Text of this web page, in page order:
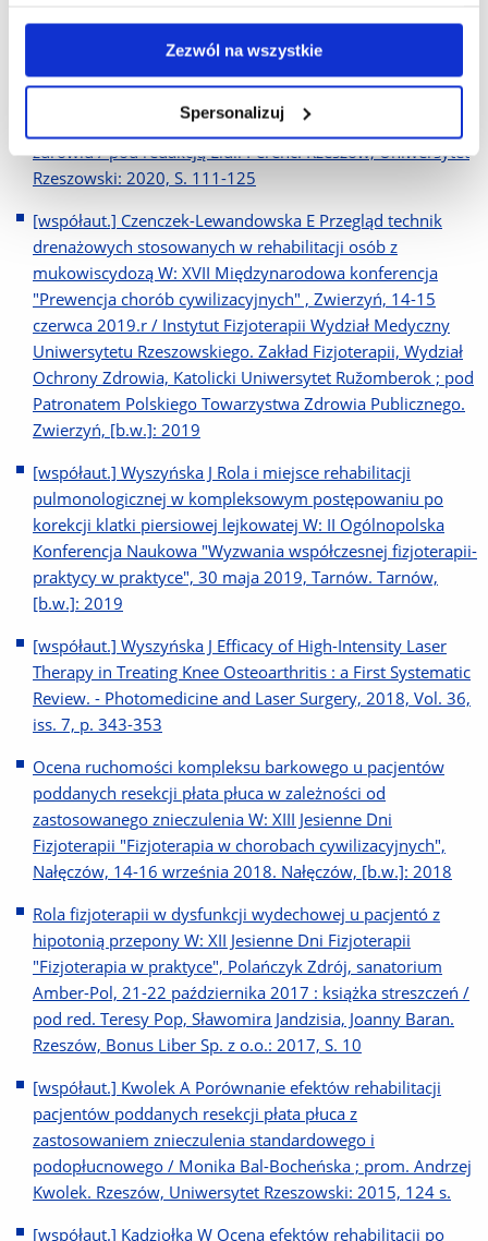
Zezwól na wszystkie
Spersonalizuj
2020, S. 272-291
[współaut.] Wyszyńska J Postoperacyjna fizjoterapia
przepony W: Współczesne kierunki badań w naukach o
zdrowiu / pod redakcją Lidii Perenc. Rzeszów, Uniwersytet
Rzeszowski: 2020, S. 111-125
[współaut.] Czenczek-Lewandowska E Przegląd technik
drenażowych stosowanych w rehabilitacji osób z
mukowiscydozą W: XVII Międzynarodowa konferencja
"Prewencja chorób cywilizacyjnych" , Zwierzyń, 14-15
czerwca 2019.r / Instytut Fizjoterapii Wydział Medyczny
Uniwersytetu Rzeszowskiego. Zakład Fizjoterapii, Wydział
Ochrony Zdrowia, Katolicki Uniwersytet Ružomberok ; pod
Patronatem Polskiego Towarzystwa Zdrowia Publicznego.
Zwierzyń, [b.w.]: 2019
[współaut.] Wyszyńska J Rola i miejsce rehabilitacji
pulmonologicznej w kompleksowym postępowaniu po
korekcji klatki piersiowej lejkowatej W: II Ogólnopolska
Konferencja Naukowa "Wyzwania współczesnej fizjoterapii-
praktycy w praktyce", 30 maja 2019, Tarnów. Tarnów,
[b.w.]: 2019
[współaut.] Wyszyńska J Efficacy of High-Intensity Laser
Therapy in Treating Knee Osteoarthritis : a First Systematic
Review. - Photomedicine and Laser Surgery, 2018, Vol. 36,
iss. 7, p. 343-353
Ocena ruchomości kompleksu barkowego u pacjentów
poddanych resekcji płata płuca w zależności od
zastosowanego znieczulenia W: XIII Jesienne Dni
Fizjoterapii "Fizjoterapia w chorobach cywilizacyjnych",
Nałęczów, 14-16 września 2018. Nałęczów, [b.w.]: 2018
Rola fizjoterapii w dysfunkcji wydechowej u pacjentó z
hipotonią przepony W: XII Jesienne Dni Fizjoterapii
"Fizjoterapia w praktyce", Polańczyk Zdrój, sanatorium
Amber-Pol, 21-22 października 2017 : książka streszczeń /
pod red. Teresy Pop, Sławomira Jandzisia, Joanny Baran.
Rzeszów, Bonus Liber Sp. z o.o.: 2017, S. 10
[współaut.] Kwolek A Porównanie efektów rehabilitacji
pacjentów poddanych resekcji płata płuca z
zastosowaniem znieczulenia standardowego i
podopłucnowego / Monika Bal-Bocheńska ; prom. Andrzej
Kwolek. Rzeszów, Uniwersytet Rzeszowski: 2015, 124 s.
[współaut.] Kądziołka W Ocena efektów rehabilitacji po